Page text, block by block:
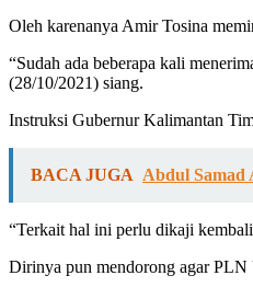
Oleh karenanya Amir Tosina
“Sudah ada beberapa kali
(28/10/2021) siang.
Instruksi Gubernur Kalimantan
BACA JUGA Abdul Samad
“Terkait hal ini perlu dikaji
Dirinya pun mendorong agar PLN